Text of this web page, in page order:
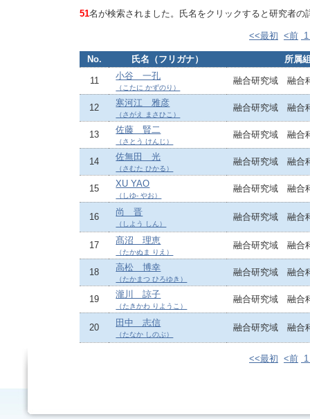
51名が検索されました。氏名をクリックすると研究者の
<<最初 <前
No. 氏名（フリガナ） 所属
11 小谷 一孔
（こたに かずのり）
融合研究域 融合
12 寒河江 雅彦
（さがえ まさひこ）
融合研究域 融合
13 佐藤 賢二
（さとう けんじ）
融合研究域 融合
14 佐無田 光
（さむた ひかる）
融合研究域 融合
15 XU YAO
（しゆ- やお）
融合研究域 融合
16 尚 晋
（しよう しん）
融合研究域 融合
17 髙沼 理恵
（たかぬま りえ）
融合研究域 融合
18 高松 博幸
（たかまつ ひろゆき）
融合研究域 融合
19 瀧川 諒子
（たきかわ りようこ）
融合研究域 融合
20 田中 志信
（たなか しのぶ）
融合研究域 融合
<<最初 <前